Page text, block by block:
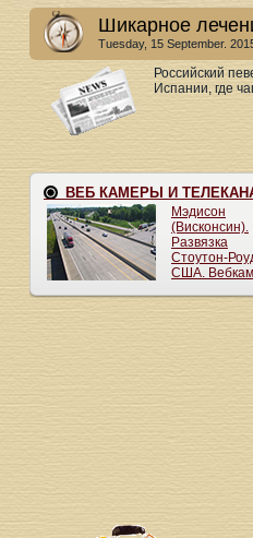
Шикарное
Tuesday, 15 September.
Российский
Испании, где